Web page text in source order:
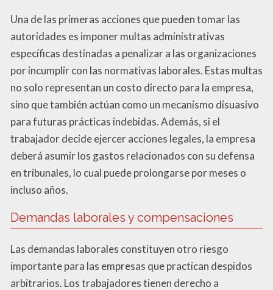
Una de las primeras acciones que pueden tomar las
autoridades es imponer multas administrativas
específicas destinadas a penalizar a las organizaciones
por incumplir con las normativas laborales. Estas multas
no solo representan un costo directo para la empresa,
sino que también actúan como un mecanismo disuasivo
para futuras prácticas indebidas. Además, si el
trabajador decide ejercer acciones legales, la empresa
deberá asumir los gastos relacionados con su defensa
en tribunales, lo cual puede prolongarse por meses o
incluso años.
Demandas laborales y compensaciones
Las demandas laborales constituyen otro riesgo
importante para las empresas que practican despidos
arbitrarios. Los trabajadores tienen derecho a